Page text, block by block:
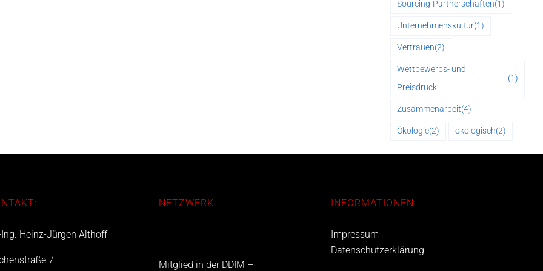
Sourcing-Partnerschaften(1)
Unternehmenskultur(1)
Vertrauen(2)
Wettbewerbs- und
Preisdruck
(1)
Zusammenarbeit(4)
Ökologie(2) ökologisch(2)
Ing. Heinz-Jürgen Althoff
7
NETZWERK
Mitglied in der DDIM –
INFORMATIONEN
Impressum
Datenschutzerklärung